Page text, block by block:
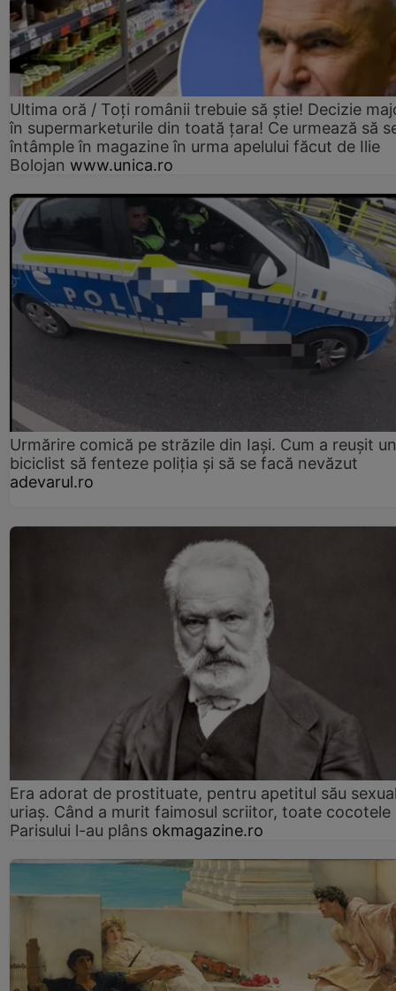
Ultima oră / Toți românii trebuie să știe! Decizie
în supermarketurile din toată țara! Ce urmează să
întâmple în magazine în urma apelului făcut de Ilie
Bolojan www.unica.ro
Urmărire comică pe străzile din Iași. Cum a reușit un
biciclist să fenteze poliția și să se facă nevăzut
adevarul.ro
Era adorat de prostituate, pentru apetitul său
uriaș. Când a murit faimosul scriitor, toate cocotele
Parisului l-au plâns okmagazine.ro